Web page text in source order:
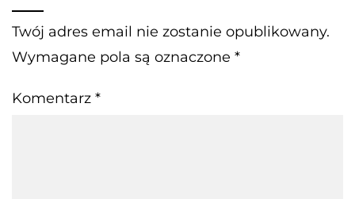
Twój adres email nie zostanie opublikowany.
Wymagane pola są oznaczone *
Komentarz *